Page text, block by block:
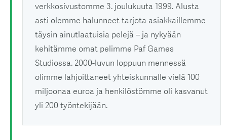
verkkosivustomme 3. joulukuuta 1999. Alusta
asti olemme halunneet tarjota asiakkaillemme
täysin ainutlaatuisia pelejä – ja nykyään
kehitämme omat pelimme Paf Games
Studiossa. 2000-luvun loppuun mennessä
olimme lahjoittaneet yhteiskunnalle vielä 100
miljoonaa euroa ja henkilöstömme oli kasvanut
yli 200 työntekijään.